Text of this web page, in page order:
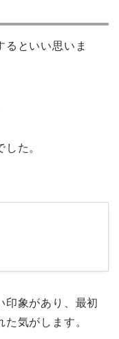
るといい思いま
た。
印象があり、最初
気がします。